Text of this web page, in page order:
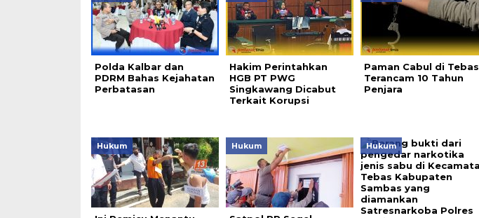
Polda Kalbar dan
PDRM Bahas Kejahatan
Perbatasan
Hakim Perintahkan
HGB PT PWG
Singkawang Dicabut
Terkait Korupsi
Paman Cabul di Tebas
Terancam 10 Tahun
Penjara
Hukum Hukum Hukum